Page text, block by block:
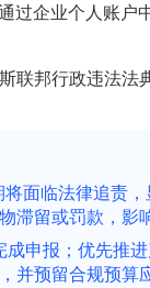
企业个人账户
联邦行政违法法
面临法律追责
滞留或罚款，影
申报；优先推
并预留合规预算